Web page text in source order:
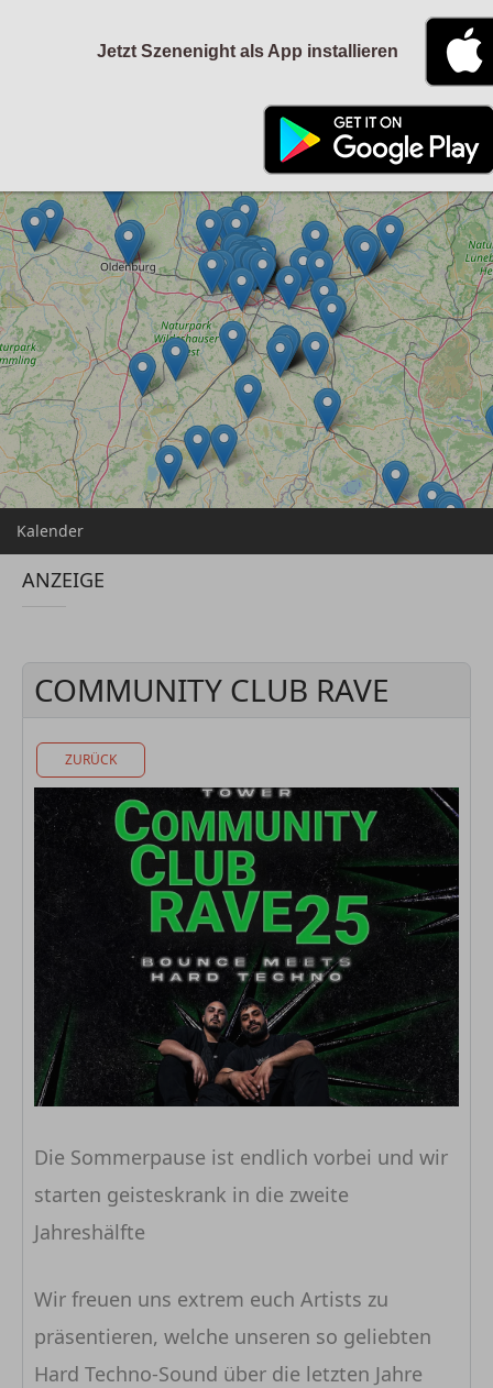
Kalender
ANZEIGE
COMMUNITY CLUB RAVE
ZURÜCK
Die Sommerpause ist endlich vorbei und wir
starten geisteskrank in die zweite
Jahreshälfte
Wir freuen uns extrem euch Artists zu
präsentieren, welche unseren so geliebten
Hard Techno-Sound über die letzten Jahre
Jetzt Szenenight als App installieren